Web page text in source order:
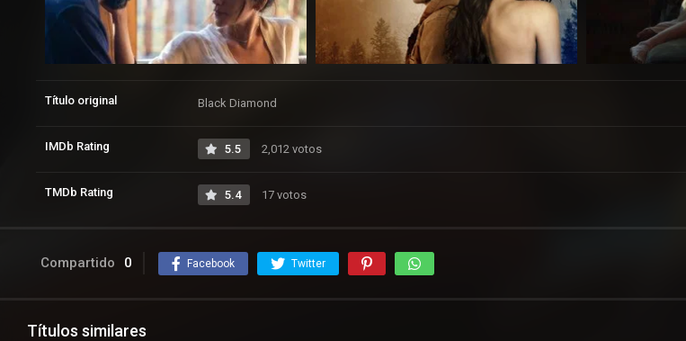
Título original Black Diamond
IMDb Rating 5.5 2,012 votos
TMDb Rating 5.4 17 votos
Compartido 0 Facebook Twitter
Títulos similares